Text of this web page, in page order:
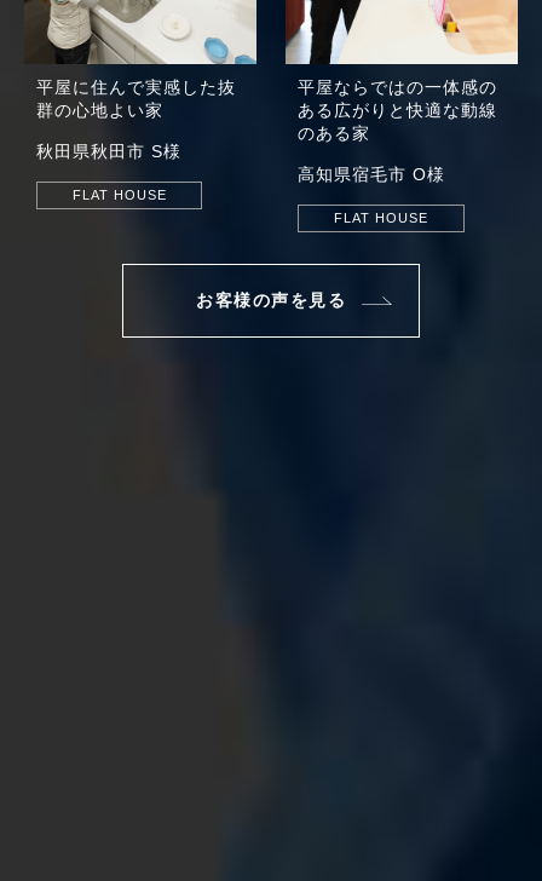
平屋に住んで実感した抜
群の心地よい家
秋田県秋田市 S様
FLAT HOUSE
平屋ならではの一体感の
ある広がりと快適な動線
のある家
高知県宿毛市 O様
FLAT HOUSE
お客様の声を見る